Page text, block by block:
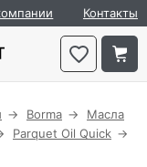
Контакты
Borma
Масла
Parquet Oil Quick